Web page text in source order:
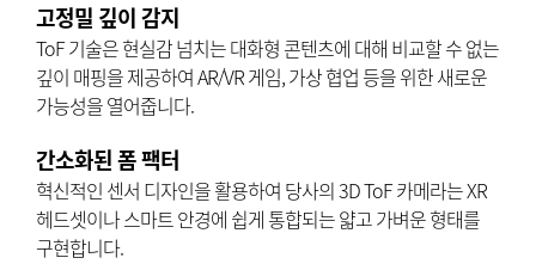
고정밀 깊이 감지
ToF 기술은 현실감 넘치는 대화형 콘텐츠에 대해 비교할 수 없는
깊이 매핑을 제공하여 AR/VR 게임, 가상 협업 등을 위한 새로운
가능성을 열어줍니다.
간소화된 폼 팩터
혁신적인 센서 디자인을 활용하여 당사의 3D ToF 카메라는 XR
헤드셋이나 스마트 안경에 쉽게 통합되는 얇고 ​​가벼운 형태를
구현합니다.